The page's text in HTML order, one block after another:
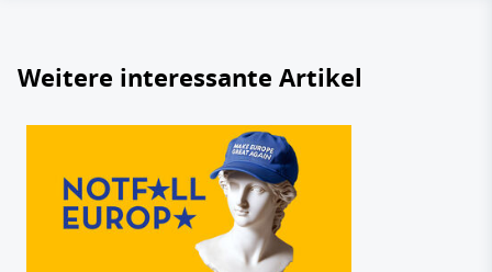
Weitere interessante Artikel